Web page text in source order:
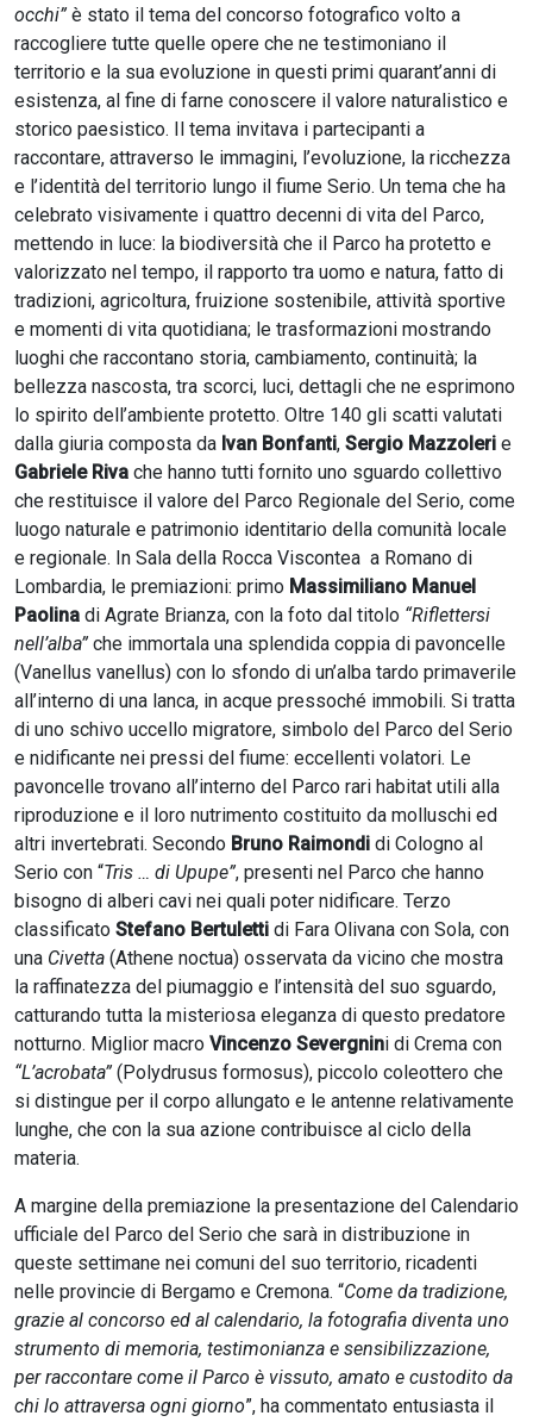
occhi” è stato il tema del concorso fotografico volto a
raccogliere tutte quelle opere che ne testimoniano il
territorio e la sua evoluzione in questi primi quarant’anni di
esistenza, al fine di farne conoscere il valore naturalistico e
storico paesistico. Il tema invitava i partecipanti a
raccontare, attraverso le immagini, l’evoluzione, la ricchezza
e l’identità del territorio lungo il fiume Serio. Un tema che ha
celebrato visivamente i quattro decenni di vita del Parco,
mettendo in luce: la biodiversità che il Parco ha protetto e
valorizzato nel tempo, il rapporto tra uomo e natura, fatto di
tradizioni, agricoltura, fruizione sostenibile, attività sportive
e momenti di vita quotidiana; le trasformazioni mostrando
luoghi che raccontano storia, cambiamento, continuità; la
bellezza nascosta, tra scorci, luci, dettagli che ne esprimono
lo spirito dell’ambiente protetto. Oltre 140 gli scatti valutati
dalla giuria composta da Ivan Bonfanti, Sergio Mazzoleri e
Gabriele Riva che hanno tutti fornito uno sguardo collettivo
che restituisce il valore del Parco Regionale del Serio, come
luogo naturale e patrimonio identitario della comunità locale
e regionale. In Sala della Rocca Viscontea a Romano di
Lombardia, le premiazioni: primo Massimiliano Manuel
Paolina di Agrate Brianza, con la foto dal titolo “Riflettersi
nell’alba” che immortala una splendida coppia di pavoncelle
(Vanellus vanellus) con lo sfondo di un’alba tardo primaverile
all’interno di una lanca, in acque pressoché immobili. Si tratta
di uno schivo uccello migratore, simbolo del Parco del Serio
e nidificante nei pressi del fiume: eccellenti volatori. Le
pavoncelle trovano all’interno del Parco rari habitat utili alla
riproduzione e il loro nutrimento costituito da molluschi ed
altri invertebrati. Secondo Bruno Raimondi di Cologno al
Serio con “Tris … di Upupe”, presenti nel Parco che hanno
bisogno di alberi cavi nei quali poter nidificare. Terzo
classificato Stefano Bertuletti di Fara Olivana con Sola, con
una Civetta (Athene noctua) osservata da vicino che mostra
la raffinatezza del piumaggio e l’intensità del suo sguardo,
catturando tutta la misteriosa eleganza di questo predatore
notturno. Miglior macro Vincenzo Severgnini di Crema con
“L’acrobata” (Polydrusus formosus), piccolo coleottero che
si distingue per il corpo allungato e le antenne relativamente
lunghe, che con la sua azione contribuisce al ciclo della
materia.
A margine della premiazione la presentazione del Calendario
ufficiale del Parco del Serio che sarà in distribuzione in
queste settimane nei comuni del suo territorio, ricadenti
nelle provincie di Bergamo e Cremona. “Come da tradizione,
grazie al concorso ed al calendario, la fotografia diventa uno
strumento di memoria, testimonianza e sensibilizzazione,
per raccontare come il Parco è vissuto, amato e custodito da
chi lo attraversa ogni giorno”, ha commentato entusiasta il